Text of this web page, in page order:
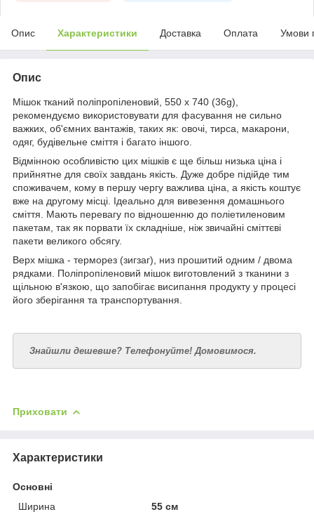
Опис Характеристики Доставка Оплата Умови
Опис
Мішок тканий поліпропіленовий, 550 x 740 (36g),
рекомендуємо використовувати для фасування не сильно
важких, об'ємних вантажів, таких як: овочі, тирса, макарони,
одяг, будівельне сміття і багато іншого.
Відмінною особливістю цих мішків є ще більш низька ціна і
прийнятне для своїх завдань якість. Дуже добре підійде тим
споживачем, кому в першу чергу важлива ціна, а якість коштує
вже на другому місці. Ідеально для вивезення домашнього
сміття. Мають перевагу по відношенню до поліетиленовим
пакетам, так як порвати їх складніше, ніж звичайні сміттєві
пакети великого обсягу.
Верх мішка - терморез (зигзаг), низ прошитий одним / двома
рядками. Поліпропіленовий мішок виготовлений з тканини з
щільною в'язкою, що запобігає висипання продукту у процесі
його зберігання та транспортування.
Знайшли дешевше? Телефонуйте! Домовимося.
Приховати
Характеристики
Основні
Ширина
55 см